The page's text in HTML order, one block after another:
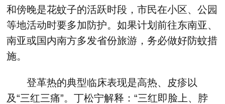
和傍晚是花蚊子的活跃时段，市民在小区、公园
等地活动时要多加防护。如果计划前往东南亚、
南亚或国内南方多发省份旅游，务必做好防蚊措
施。
登革热的典型临床表现是高热、皮疹以
及“三红三痛”。丁松宁解释：“三红即脸上、脖